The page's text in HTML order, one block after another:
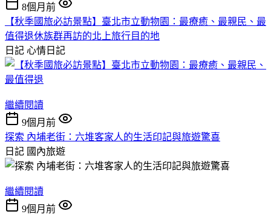
8個月前
【秋季國旅必訪景點】臺北市立動物園：最療癒、最親民、最
值得退休族群再訪的北上旅行目的地
日記 心情日記
繼續閱讀
9個月前
探索 內埔老街：六堆客家人的生活印記與旅遊驚喜
日記 國內旅遊
繼續閱讀
9個月前